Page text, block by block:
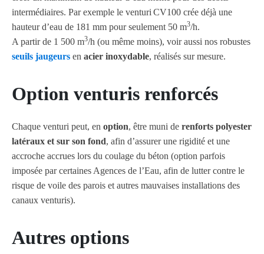
intermédiaires. Par exemple le venturi CV100 crée déjà une
hauteur d’eau de 181 mm pour seulement 50 m3/h.
A partir de 1 500 m3/h (ou même moins), voir aussi nos robustes
seuils jaugeurs en acier inoxydable, réalisés sur mesure.
Option venturis renforcés
Chaque venturi peut, en option, être muni de renforts polyester
latéraux et sur son fond, afin d’assurer une rigidité et une
accroche accrues lors du coulage du béton (option parfois
imposée par certaines Agences de l’Eau, afin de lutter contre le
risque de voile des parois et autres mauvaises installations des
canaux venturis).
Autres options